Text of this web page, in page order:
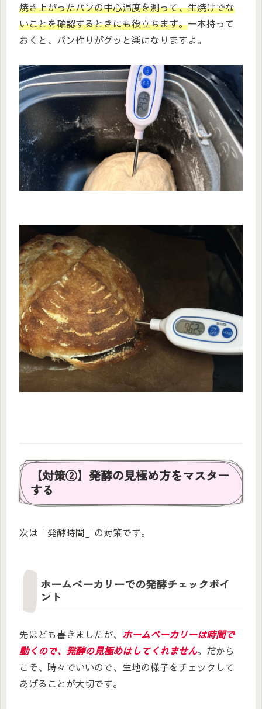
焼き上がったパンの中心温度を測って、生焼けでな
いことを確認するときにも役立ちます。一本持って
おくと、パン作りがグッと楽になりますよ。
【対策②】発酵の見極め方をマスター
する
次は「発酵時間」の対策です。
ホームベーカリーでの発酵チェックポイ
ント
先ほども書きましたが、 ホームベーカリーは時間で
動くので、発酵の見極めはしてくれません。だから
こそ、時々でいいので、生地の様子をチェックして
あげることが大切です。